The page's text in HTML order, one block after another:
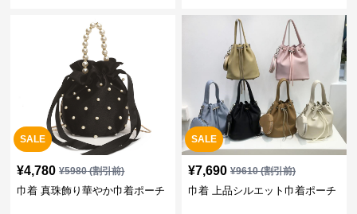
SALE
¥4,780 ¥5980(割引前)
巾着 真珠飾り華やか巾着ポーチ
SALE
¥7,690 ¥9610(割引前)
巾着 上品シルエット巾着ポーチ